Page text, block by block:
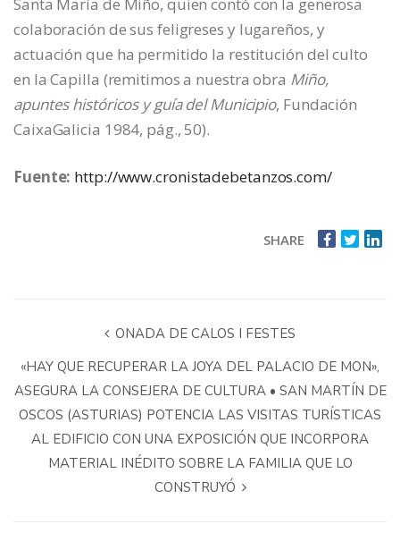
Santa María de Miño, quien contó con la generosa
colaboración de sus feligreses y lugareños, y
actuación que ha permitido la restitución del culto
en la Capilla (remitimos a nuestra obra Miño,
apuntes históricos y guía del Municipio, Fundación
CaixaGalicia 1984, pág., 50).
Fuente: http://www.cronistadebetanzos.com/
SHARE
ONADA DE CALOS I FESTES
«HAY QUE RECUPERAR LA JOYA DEL PALACIO DE MON»,
ASEGURA LA CONSEJERA DE CULTURA • SAN MARTÍN DE
OSCOS (ASTURIAS) POTENCIA LAS VISITAS TURÍSTICAS
AL EDIFICIO CON UNA EXPOSICIÓN QUE INCORPORA
MATERIAL INÉDITO SOBRE LA FAMILIA QUE LO
CONSTRUYÓ